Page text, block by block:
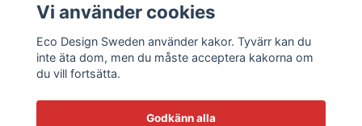
Sociala medier
Vi använder cookies
Eco Design Sweden använder kakor. Tyvärr kan du
inte äta dom, men du måste acceptera kakorna om
du vill fortsätta.
Godkänn alla